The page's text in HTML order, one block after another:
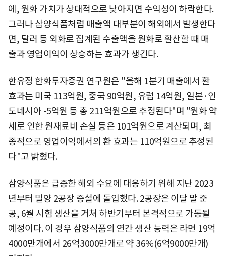
에, 원화 가치가 상대적으로 낮아지면 수익성이 하락한다.
그러나 삼양식품처럼 매출액 대부분이 해외에서 발생한다
면, 달러 등 외화로 집계된 수출액을 원화로 환산할 때 매
출과 영업이익이 상승하는 효과가 생긴다.
한유정 한화투자증권 연구원은 "올해 1분기 매출에서 환
효과는 미국 113억원, 중국 90억원, 유럽 14억원, 일본·인
도네시아 -5억원 등 총 211억원으로 추정된다"며 "원화 약
세로 인한 원재료비 손실 등은 101억원으로 계산되며, 최
종적으로 영업이익에서의 환 효과는 110억원으로 추정된
다"고 밝혔다.
삼양식품은 급증한 해외 수요에 대응하기 위해 지난 2023
년부터 밀양 2공장 증설에 돌입했다. 2공장은 이달 말 준
공, 6월 시험 생산을 거쳐 하반기부터 본격적으로 가동될
예정이다. 이 경우 삼양식품의 연간 생산 능력은 라면 19억
4000만개에서 26억3000만개로 약 36%(6억9000만개)